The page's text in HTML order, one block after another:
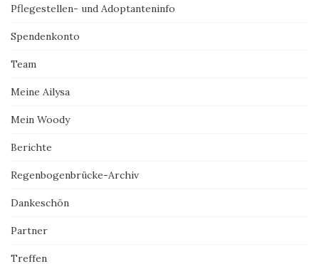
Pflegestellen- und Adoptanteninfo
Spendenkonto
Team
Meine Ailysa
Mein Woody
Berichte
Regenbogenbrücke-Archiv
Dankeschön
Partner
Treffen